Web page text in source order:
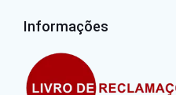
Informações